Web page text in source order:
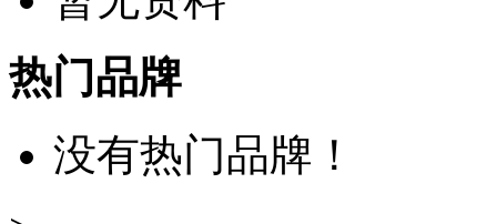
热门品牌
没有热门品牌！